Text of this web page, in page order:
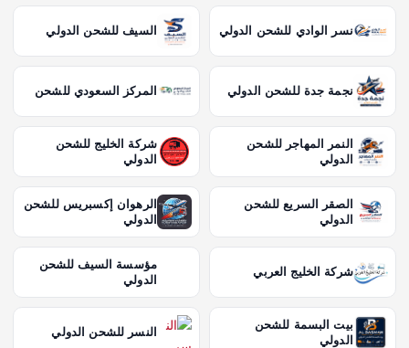
نسر الوادي للشحن الدولي السيف للشحن الدولي
نجمة جدة للشحن الدولي المركز السعودي للشحن
النمر المهاجر للشحن
الدولي
شركة الخليج للشحن
الدولي
الصقر السريع للشحن
الدولي
الرهوان إكسبريس للشحن
الدولي
شركة الخليج العربي
مؤسسة السيف للشحن
الدولي
بيت البسمة للشحن
الدولي
النسر للشحن الدولي